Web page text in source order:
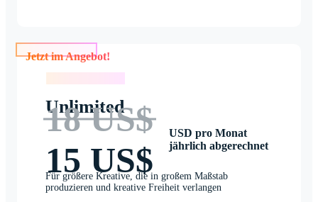
Jetzt im Angebot!
Unlimited
18 US$
15 US$
USD pro Monat
jährlich abgerechnet
Für größere Kreative, die in großem Maßstab
produzieren und kreative Freiheit verlangen